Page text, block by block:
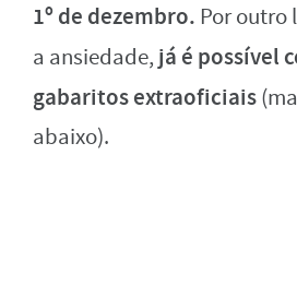
1º de dezembro. Por outro
a ansiedade, já é possível
gabaritos extraoficiais
abaixo).